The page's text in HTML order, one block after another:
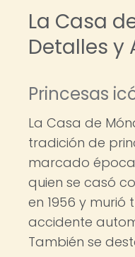
La Casa
Detalles y
Princesas
La Casa de
tradición de
marcado
quien se casó
en 1956 y
accidente
También se